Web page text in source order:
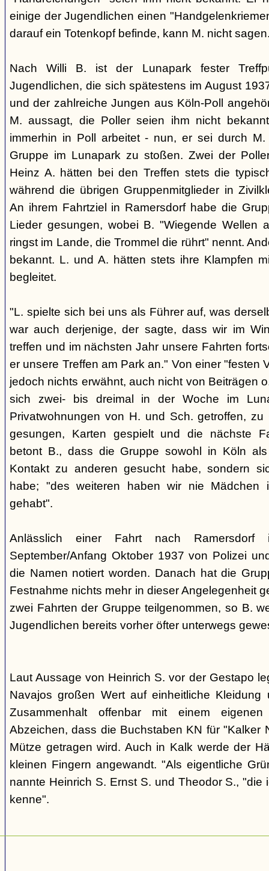
einige der Jugendlichen einen
darauf ein Totenkopf befinde, kann M. nicht
Nach Willi B. ist der Lunapark fester
Jugendlichen, die sich spätestens im August
und der zahlreiche Jungen aus Köln-Poll
M. aussagt, die Poller seien ihm nicht
immerhin in Poll arbeitet - nun, er sei durch M.
Gruppe im Lunapark zu stoßen. Zwei der
Heinz A. hätten bei den Treffen stets die
während die übrigen Gruppenmitglieder in
An ihrem Fahrtziel in Ramersdorf habe die
Lieder gesungen, wobei B. "Wiegende Wellen
ringst im Lande, die Trommel die rührt" nennt.
bekannt. L. und A. hätten stets ihre Klampfen
begleitet.
"L. spielte sich bei uns als Führer auf, was
war auch derjenige, der sagte, dass wir im
treffen und im nächsten Jahr unsere Fahrten
er unsere Treffen am Park an." Von einer "festen
jedoch nichts erwähnt, auch nicht von Beiträgen
sich zwei- bis dreimal in der Woche im
Privatwohnungen von H. und Sch. getroffen, zu
gesungen, Karten gespielt und die nächste
betont B., dass die Gruppe sowohl in Köln
Kontakt zu anderen gesucht habe, sondern
habe; "des weiteren haben wir nie Mädchen
gehabt".
Anlässlich einer Fahrt nach
September/Anfang Oktober 1937 von Polizei
die Namen notiert worden. Danach hat die
Festnahme nichts mehr in dieser Angelegenheit
zwei Fahrten der Gruppe teilgenommen, so B.
Jugendlichen bereits vorher öfter unterwegs
Laut Aussage von Heinrich S. vor der Gestapo
Navajos großen Wert auf einheitliche Kleidung
Zusammenhalt offenbar mit einem
Abzeichen, dass die Buchstaben KN für "Kalker
Mütze getragen wird. Auch in Kalk werde der
kleinen Fingern angewandt. "Als eigentliche
nannte Heinrich S. Ernst S. und Theodor S., "die
kenne".